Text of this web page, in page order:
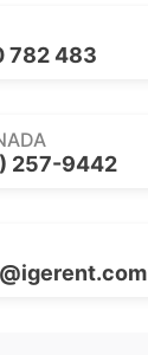
782 483
257-9442